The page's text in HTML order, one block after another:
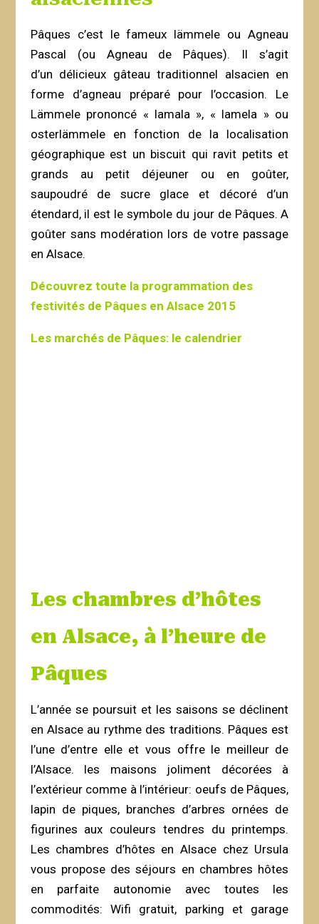
Pâques c’est le fameux lämmele ou Agneau
Pascal (ou Agneau de Pâques). Il s’agit
d’un délicieux gâteau traditionnel alsacien en
forme d’agneau préparé pour l’occasion. Le
Lämmele prononcé « lamala », « lamela » ou
osterlämmele en fonction de la localisation
géographique est un biscuit qui ravit petits et
grands au petit déjeuner ou en goûter,
saupoudré de sucre glace et décoré d’un
étendard, il est le symbole du jour de Pâques. A
goûter sans modération lors de votre passage
en Alsace.
Découvrez toute la programmation des
festivités de Pâques en Alsace 2015
Les marchés de Pâques: le calendrier
Les chambres d’hôtes
en Alsace, à l’heure de
Pâques
L’année se poursuit et les saisons se déclinent
en Alsace au rythme des traditions. Pâques est
l’une d’entre elle et vous offre le meilleur de
l’Alsace. les maisons joliment décorées à
l’extérieur comme à l’intérieur: oeufs de Pâques,
lapin de piques, branches d’arbres ornées de
figurines aux couleurs tendres du printemps.
Les chambres d’hôtes en Alsace chez Ursula
vous propose des séjours en chambres hôtes
en parfaite autonomie avec toutes les
commodités: Wifi gratuit, parking et garage